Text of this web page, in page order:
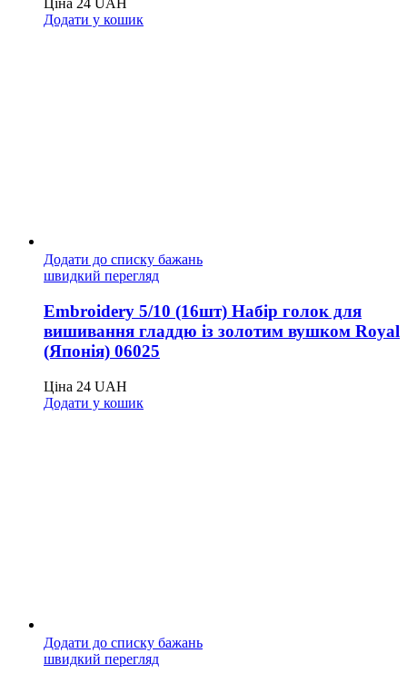
Ціна 24 UAH
Додати у кошик
Додати до списку бажань
швидкий перегляд
Embroidery 5/10 (16шт) Набір голок для
вишивання гладдю із золотим вушком Royal
(Японія) 06025
Ціна 24 UAH
Додати у кошик
Додати до списку бажань
швидкий перегляд